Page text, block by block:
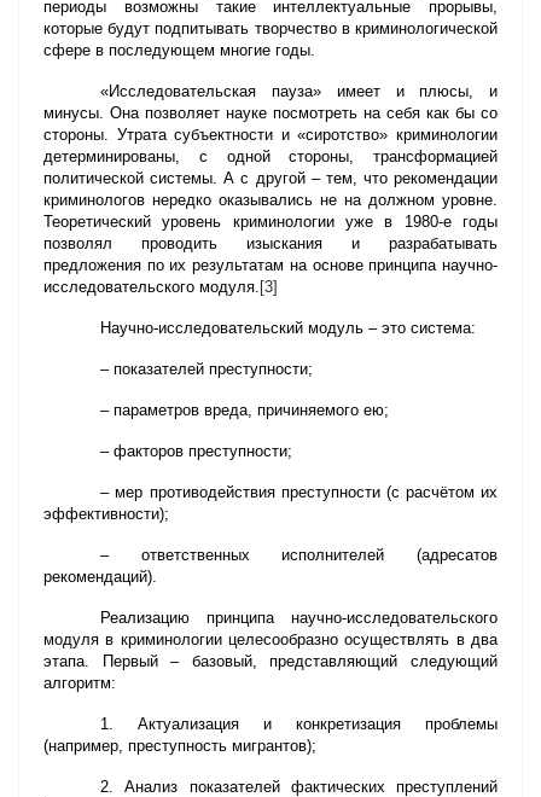
периоды возможны такие интеллектуальные прорывы,
которые будут подпитывать творчество в криминологической
сфере в последующем многие годы.
«Исследовательская пауза» имеет и плюсы, и
минусы. Она позволяет науке посмотреть на себя как бы со
стороны. Утрата субъектности и «сиротство» криминологии
детерминированы, с одной стороны, трансформацией
политической системы. А с другой – тем, что рекомендации
криминологов нередко оказывались не на должном уровне.
Теоретический уровень криминологии уже в 1980-е годы
позволял проводить изыскания и разрабатывать
предложения по их результатам на основе принципа научно-
исследовательского модуля. [3]
Научно-исследовательский модуль – это система:
– показателей преступности;
– параметров вреда, причиняемого ею;
– факторов преступности;
– мер противодействия преступности (с расчётом их
эффективности);
– ответственных исполнителей (адресатов
рекомендаций).
Реализацию принципа научно-исследовательского
модуля в криминологии целесообразно осуществлять в два
этапа. Первый – базовый, представляющий следующий
алгоритм:
1. Актуализация и конкретизация проблемы
(например, преступность мигрантов);
2. Анализ показателей фактических преступлений